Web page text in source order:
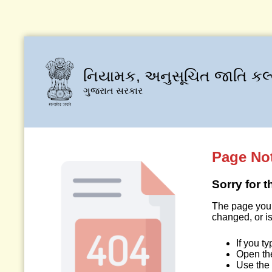
નિયામક, અનુસૂચિત જાતિ
ગુજરાત સરકાર
Page
Sorry for
The page
changed, or
If you
Open
Use